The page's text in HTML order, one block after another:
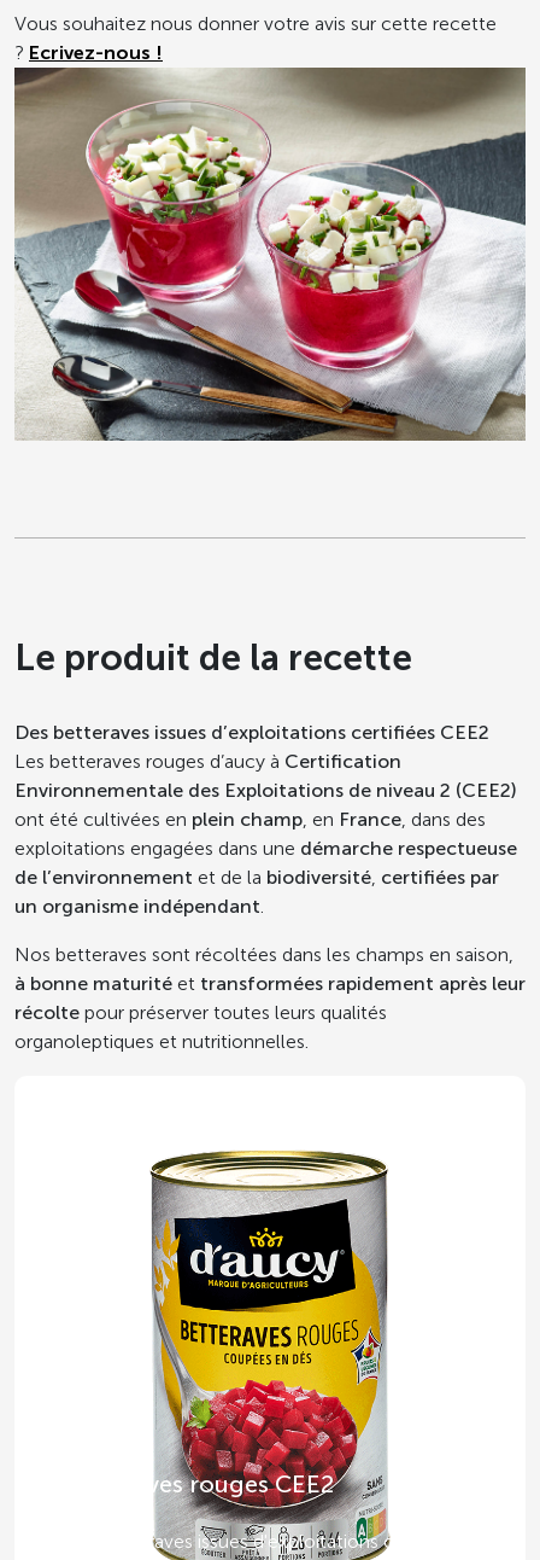
Vous souhaitez nous donner votre avis sur cette recette
? Ecrivez-nous !
Le produit de la recette
Des betteraves issues d’exploitations certifiées CEE2
Les betteraves rouges d’aucy à Certification
Environnementale des Exploitations de niveau 2 (CEE2)
ont été cultivées en plein champ, en France, dans des
exploitations engagées dans une démarche respectueuse
de l’environnement et de la biodiversité, certifiées par
un organisme indépendant.
Nos betteraves sont récoltées dans les champs en saison,
à bonne maturité et transformées rapidement après leur
récolte pour préserver toutes leurs qualités
organoleptiques et nutritionnelles.
Betteraves rouges CEE2
Des betteraves issues d'exploitations certifiées